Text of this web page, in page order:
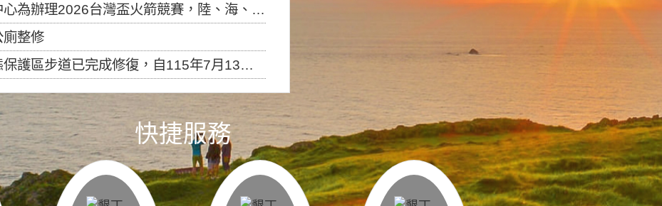
台灣盃火箭競賽，陸、海、空域警戒及協調相關事宜，因颱風備案事宜
廁整修
完成修復，自115年7月13日（星期一）起恢復開放入園，歡迎民眾依規定申請入園....
快捷服務